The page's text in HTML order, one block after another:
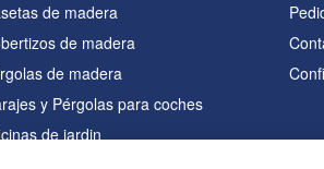
de madera
de madera
de madera
y Pérgolas para coches
de jardin